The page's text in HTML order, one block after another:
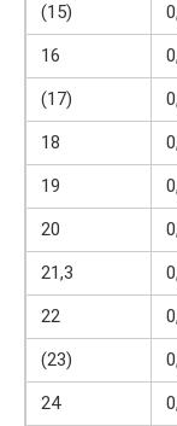
(15)
16
(17)
18
19
20
21,3
22
(23)
24